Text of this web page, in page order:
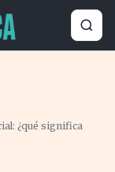
¿qué significa